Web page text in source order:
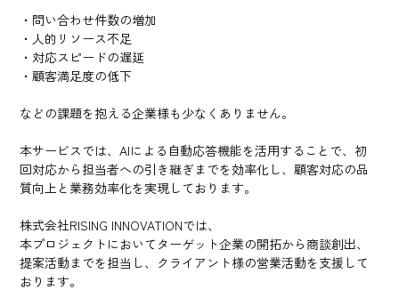
・問い合わせ件数の増加
・人的リソース不足
・対応スピードの遅延
・顧客満足度の低下
などの課題を抱える企業様も少なくありません。
本サービスでは、AIによる自動応答機能を活用することで、初
回対応から担当者への引き継ぎまでを効率化し、顧客対応の品
質向上と業務効率化を実現しております。
株式会社RISING INNOVATIONでは、
本プロジェクトにおいてターゲット企業の開拓から商談創出、
提案活動までを担当し、クライアント様の営業活動を支援して
おります。